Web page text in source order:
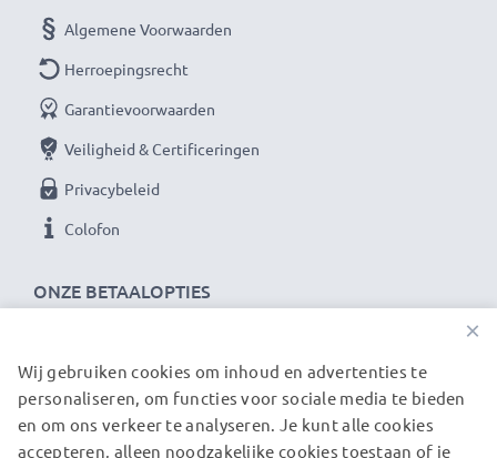
Geschikt voor lenzen met filterschroefdraad:82mm
diameter
★ 3 Jaar Garantie ★
CELLONIC filters staan voor hoogwaardige producten
met 36 maanden garantie!
ONZE BETAALOPTIES
Algemene Voorwaarden
Herroepingsrecht
Garantievoorwaarden
Veiligheid & Certificeringen
Privacybeleid
Colofon
ONZE VERZENDPARTNERS
×
Wij gebruiken cookies om inhoud en advertenties te
personaliseren, om functies voor sociale media te bieden
en om ons verkeer te analyseren. Je kunt alle cookies
accepteren, alleen noodzakelijke cookies toestaan of je